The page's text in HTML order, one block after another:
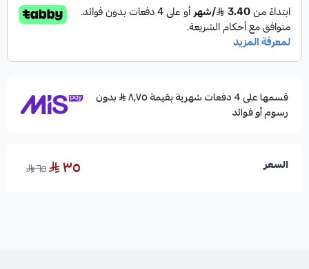
قسمها على 4 دفعات شهرية بقيمة ٨٫٧٥
بدون
رسوم أو فوائد
السعر ٣٥ ٦٥